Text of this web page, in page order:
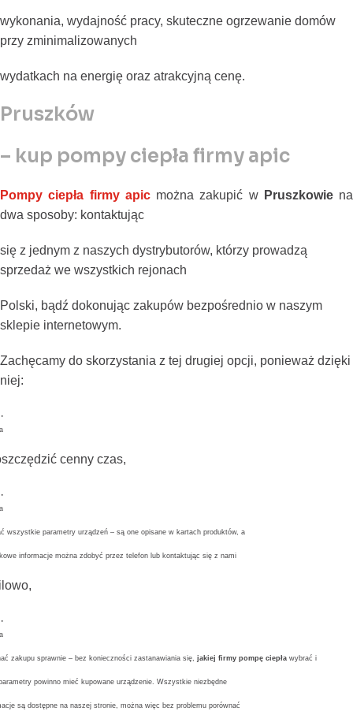
wykonania, wydajność pracy, skuteczne ogrzewanie domów
przy zminimalizowanych
wydatkach na energię oraz atrakcyjną cenę.
Pruszków
– kup pompy ciepła firmy apic
Pompy ciepła firmy apicmożna zakupić w Pruszkowiena
dwa sposoby: kontaktując
się z jednym z naszych dystrybutorów, którzy prowadzą
sprzedaż we wszystkich rejonach
Polski, bądź dokonując zakupów bezpośrednio w naszym
sklepie internetowym.
Zachęcamy do skorzystania z tej drugiej opcji, ponieważ dzięki
niej:
·
cenny czas,
·
wszystkie parametry urządzeń – są one opisane w kartach produktów, a
informacje można zdobyć przez telefon lub kontaktując się z nami
·
zakupu sprawnie – bez konieczności zastanawiania się, jakiej firmy pompę ciepła wybrać i
powinno mieć kupowane urządzenie. Wszystkie niezbędne
są dostępne na naszej stronie, można więc bez problemu porównać